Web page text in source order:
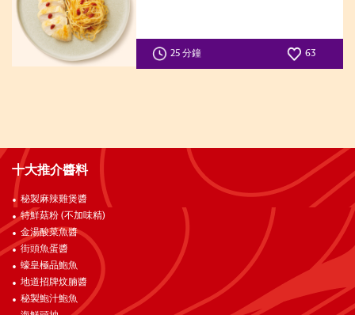
25 分鐘 63
十大推介醬料
秘製麻辣雞煲醬
特鮮菇粉 (不加味精)
金湯酸菜魚醬
街頭魚蛋醬
蠔皇極品鮑魚
地道招牌炆腩醬
秘製鮑汁鮑魚